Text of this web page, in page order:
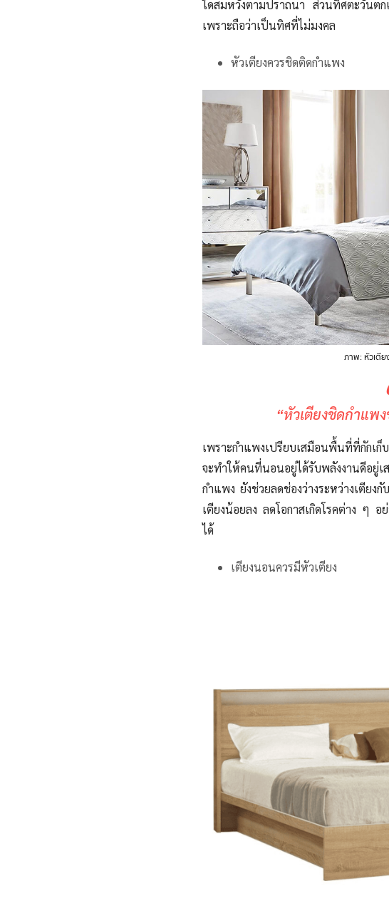
ใดสมหวังตามปราถนา ส่วนทิศตะวัน
เพราะถือว่าเป็นทิศที่ไม่มงคล
หัวเตียงควรชิดติดกำแพง
ภาพ: หัวเตี
“หัวเตียงชิดกำแพ
เพราะกำแพงเปรียบเสมือนพื้นที่ที่กักเก็
จะทำให้คนที่นอนอยู่ได้รับพลังงานดีอ
กำแพง ยังช่วยลดช่องว่างระหว่างเตีย
เตียงน้อยลง ลดโอกาสเกิดโรคต่าง ๆ อ
ได้
เตียงนอนควรมีหัวเตียง